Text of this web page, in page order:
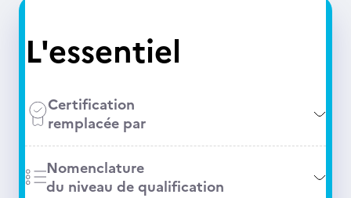
L'essentiel
Certification
remplacée par
Nomenclature
du niveau de qualification